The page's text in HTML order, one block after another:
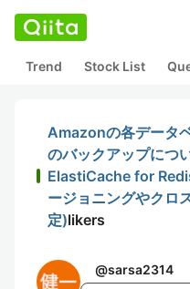
Trend Stock List
Amazonの各データ
のバックアップにつ
ElastiCache for
ージョニングやクロ
定)likers
@sarsa2314